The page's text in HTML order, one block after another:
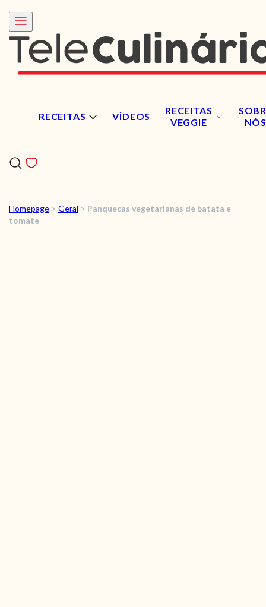
RECEITAS VÍDEOS
RECEITAS
VEGGIE
NÓS
RECEITAS
Homepage > Geral > Panquecas vegetarianas de batata e
tomate